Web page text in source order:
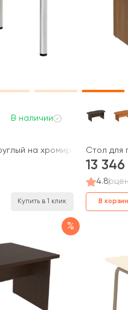
В наличии
на хромированных
Купить в 1 клик
Стол для
13 346
4.8
В
%